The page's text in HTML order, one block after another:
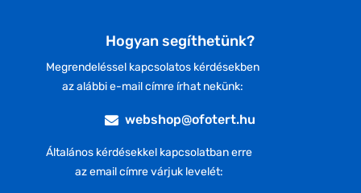
Hogyan segíthetünk?
Megrendeléssel kapcsolatos kérdésekben
az alábbi e-mail címre írhat nekünk:
webshop@ofotert.hu
Általános kérdésekkel kapcsolatban erre
az email címre várjuk levelét: